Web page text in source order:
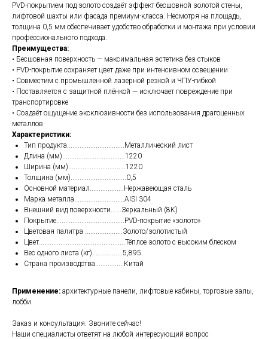
PVD-покрытием под золото создаёт эффект бесшовной золотой стены,
лифтовой шахты или фасада премиум-класса. Несмотря на площадь,
толщина 0,5 мм обеспечивает удобство обработки и монтажа при условии
профессионального подхода.
Преимущества:
• Бесшовная поверхность — максимальная эстетика без стыков
• PVD-покрытие сохраняет цвет даже при интенсивном освещении
• Совместим с промышленной лазерной резкой и ЧПУ-гибкой
• Поставляется с защитной плёнкой — исключает повреждение при
транспортировке
• Создаёт ощущение эксклюзивности без использования драгоценных
металлов
Характеристики:
Тип продукта................................Металлический лист
Длина (мм)...................................1220
Ширина (мм)................................1220
Толщина (мм)...............................0,5
Основной материал...................Нержавеющая сталь
Марка металла............................AISI 304
Внешний вид поверхности......Зеркальный (8K)
Покрытие......................................PVD-покрытие «золото»
Цветовая палитра .....................Золото/золотистый
Цвет................................................Тёплое золото с высоким блеском
Вес одного листа (кг)................. 5,895
Страна производства................Китай
Применение: архитектурные панели, лифтовые кабины, торговые залы,
лобби
Заказ и консультация. Звоните сейчас!
Наши специалисты ответят на любой интересующий вопрос